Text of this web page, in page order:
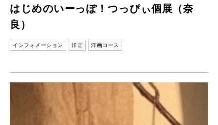
はじめのいーっぽ！つっぴぃ個展（奈
良）
インフォメーション 洋画 洋画コース